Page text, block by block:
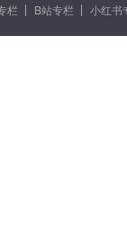
栏 B站专栏 小红书